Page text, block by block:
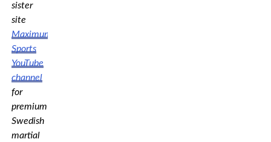
sister
site
Maximum
Sports
YouTube
channel
for
premium
Swedish
martial